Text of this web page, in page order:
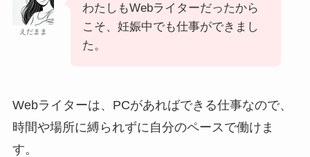
えだまま
わたしもWebライターだったから
こそ、妊娠中でも仕事ができまし
た。
Webライターは、PCがあればできる仕事なので、
時間や場所に縛られずに自分のペースで働けま
す。